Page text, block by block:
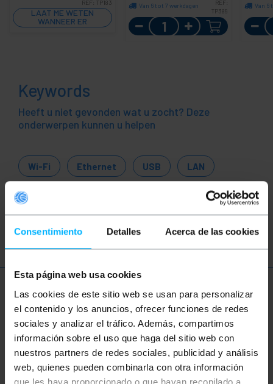
Consentimiento Detalles Acerca de las cookies
Esta página web usa cookies
Las cookies de este sitio web se usan para personalizar
el contenido y los anuncios, ofrecer funciones de redes
sociales y analizar el tráfico. Además, compartimos
información sobre el uso que haga del sitio web con
nuestros partners de redes sociales, publicidad y análisis
web, quienes pueden combinarla con otra información
que les haya proporcionado o que hayan recopilado a
REF: TP183
LAAT ME WETEN
WANNEER ER
VOORRAAD IS
Van 6 tot 7 werkdagen
REF:
TP389
Aantal
Van 6
Keywords
Heeft u niet gevonden wat u zocht? Deze
onderwerpen kunnen u helpen
Wi-Fi Ethernet USB LAN
business
Meer informatie
Beschrijving
Archer T2U Plus USB 2.0 draadloze adapter van het